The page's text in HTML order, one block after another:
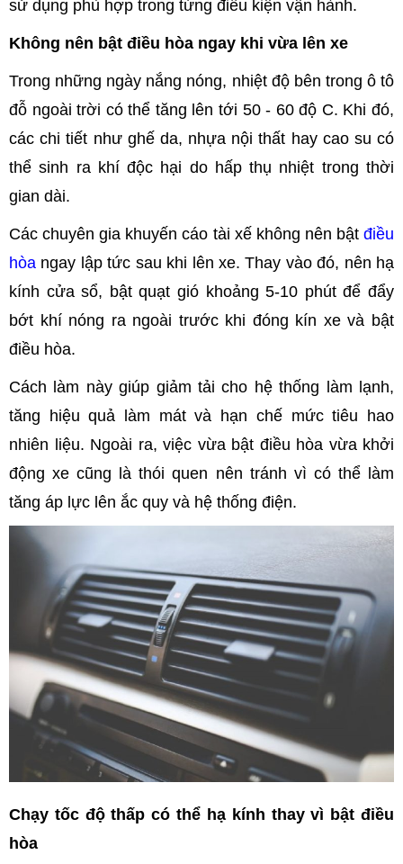
sử dụng phù hợp trong từng điều kiện vận hành.
Không nên bật điều hòa ngay khi vừa lên xe
Trong những ngày nắng nóng, nhiệt độ bên trong ô tô
đỗ ngoài trời có thể tăng lên tới 50 - 60 độ C. Khi đó,
các chi tiết như ghế da, nhựa nội thất hay cao su có
thể sinh ra khí độc hại do hấp thụ nhiệt trong thời
gian dài.
Các chuyên gia khuyến cáo tài xế không nên bật điều
hòa ngay lập tức sau khi lên xe. Thay vào đó, nên hạ
kính cửa sổ, bật quạt gió khoảng 5-10 phút để đẩy
bớt khí nóng ra ngoài trước khi đóng kín xe và bật
điều hòa.
Cách làm này giúp giảm tải cho hệ thống làm lạnh,
tăng hiệu quả làm mát và hạn chế mức tiêu hao
nhiên liệu. Ngoài ra, việc vừa bật điều hòa vừa khởi
động xe cũng là thói quen nên tránh vì có thể làm
tăng áp lực lên ắc quy và hệ thống điện.
Chạy tốc độ thấp có thể hạ kính thay vì bật điều
hòa